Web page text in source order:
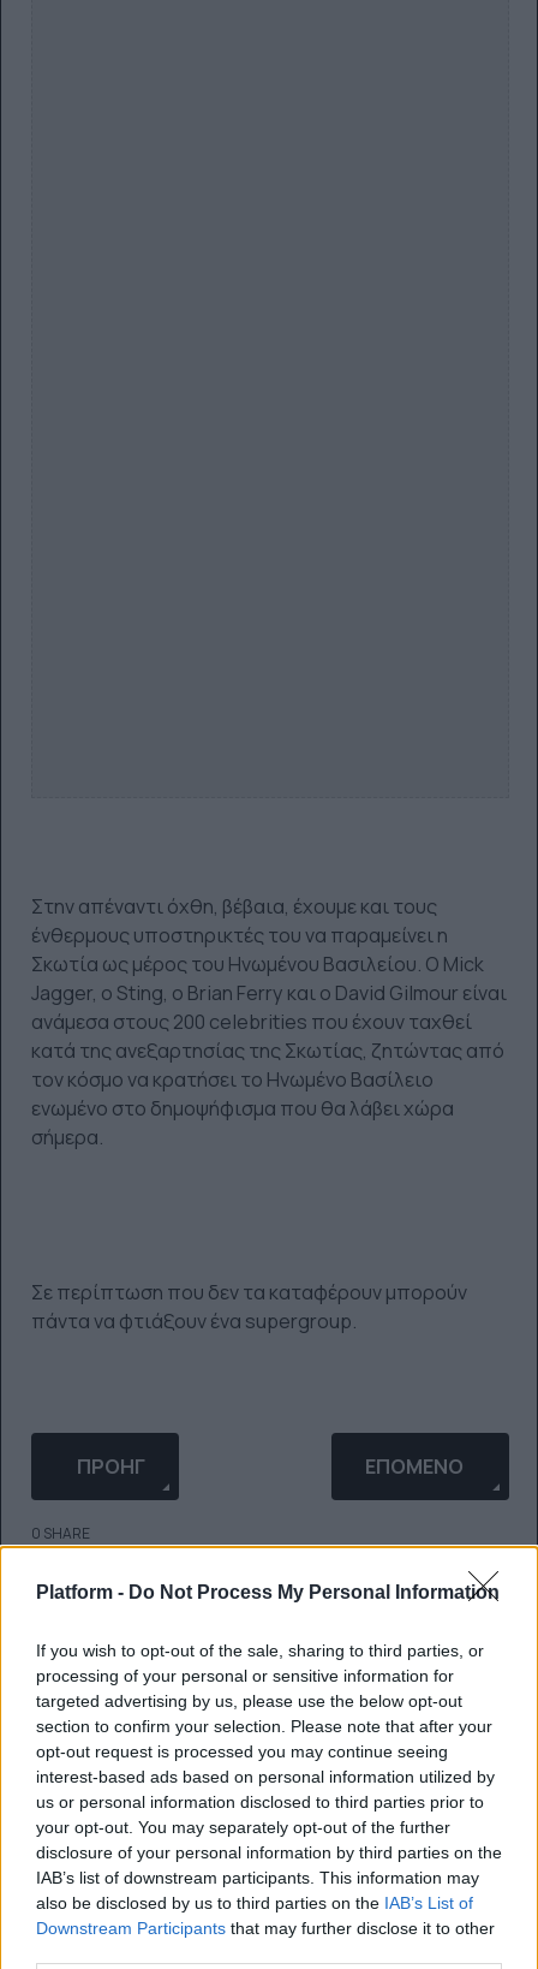
Platform - Do Not Process My Personal Information
If you wish to opt-out of the sale, sharing to third parties, or
processing of your personal or sensitive information for
targeted advertising by us, please use the below opt-out
section to confirm your selection. Please note that after your
opt-out request is processed you may continue seeing
interest-based ads based on personal information utilized by
us or personal information disclosed to third parties prior to
your opt-out. You may separately opt-out of the further
disclosure of your personal information by third parties on the
IAB’s list of downstream participants. This information may
also be disclosed by us to third parties on the IAB’s List of
Downstream Participants that may further disclose it to other
Στην απέναντι όχθη, βέβαια, έχουμε και τους
ένθερμους υποστηρικτές του να παραμείνει η
Σκωτία ως μέρος του Ηνωμένου Βασιλείου. Ο Mick
Jagger, o Sting, o Brian Ferry και o David Gilmour είναι
ανάμεσα στους 200 celebrities που έχουν ταχθεί
κατά της ανεξαρτησίας της Σκωτίας, ζητώντας από
τον κόσμο να κρατήσει το Ηνωμένο Βασίλειο
ενωμένο στο δημοψήφισμα που θα λάβει χώρα
σήμερα.
Σε περίπτωση που δεν τα καταφέρουν μπορούν
πάντα να φτιάξουν ένα supergroup.
ΠΡΟΗΓΟΎΜΕΝΟ ΆΡΘΡΟ: (ΕΓΧΏΡΙΟΙ)
ΠΡΟΗΓ ΕΠΌΜΕΝΟ ΆΡΘΡΟ:
ΕΠΌΜΕΝΟ
0 SHARE
Ακολούθησε το platform.gr στο Google News και μάθε
πρώτος όλα τα τελευταία trends
BEST OF NETWORK